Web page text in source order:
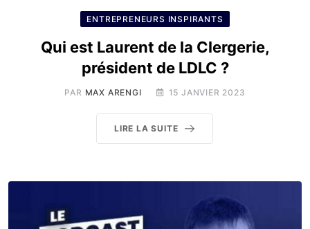
ENTREPRENEURS INSPIRANTS
Qui est Laurent de la Clergerie,
président de LDLC ?
PAR MAX ARENGI 15 JANVIER 2023
LIRE LA SUITE